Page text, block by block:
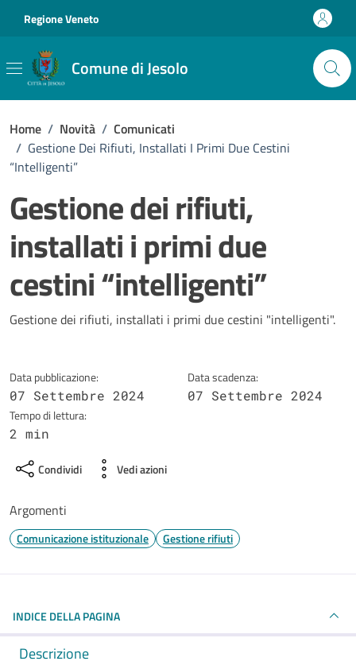
Regione Veneto
Comune di Jesolo
Home / Novità / Comunicati
/ Gestione Dei Rifiuti, Installati I Primi Due Cestini
“intelligenti”
Gestione dei rifiuti,
installati i primi due
cestini “intelligenti”
Dettagli della notizia
Gestione dei rifiuti, installati i primi due cestini "intelligenti".
Data pubblicazione:
07 Settembre 2024
Data scadenza:
07 Settembre 2024
Tempo di lettura:
2 min
Condividi Vedi azioni
Argomenti
Comunicazione istituzionale Gestione rifiuti
INDICE DELLA PAGINA
Descrizione